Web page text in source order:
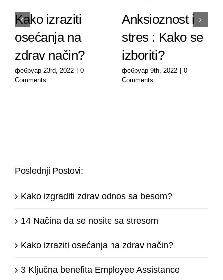
Kako izraziti
osećanja na
zdrav način?
фебруар 23rd, 2022
0
Comments
Anksioznost i
stres : Kako se
izboriti?
фебруар 9th, 2022
0
Comments
Poslednji Postovi:
Kako izgraditi zdrav odnos sa besom?
14 Načina da se nosite sa stresom
Kako izraziti osećanja na zdrav način?
3 Ključna benefita Employee Assistance